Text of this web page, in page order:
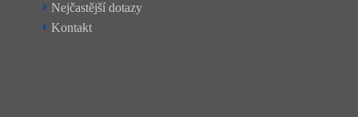
Nejčastější dotazy
Kontakt